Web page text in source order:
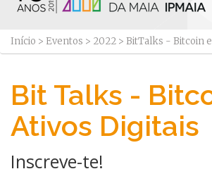
Início > Eventos > 2022 > BitTalks - Bitcoin
Bit Talks -
Ativos Digitais
Inscreve-te!